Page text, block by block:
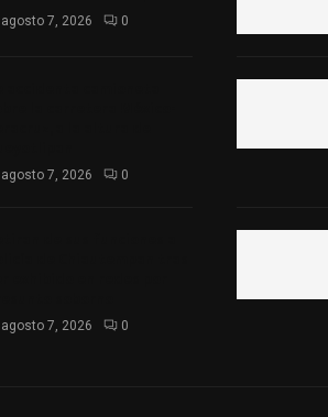
agosto 7, 2026 0
agosto 7, 2026 0
agosto 7, 2026 0